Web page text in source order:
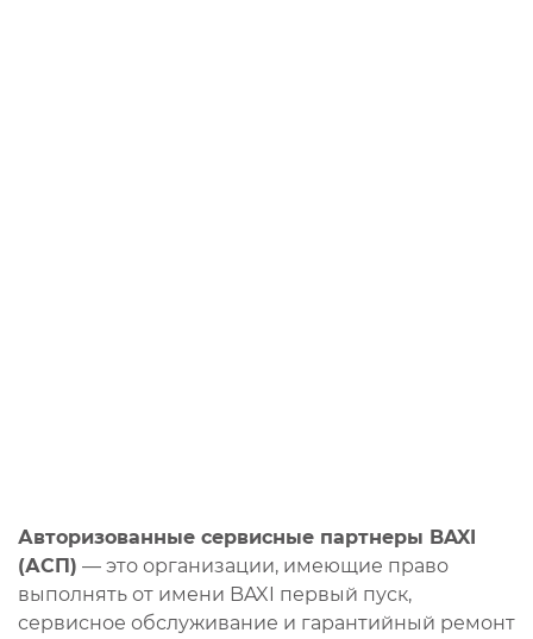
Авторизованные сервисные партнеры BAXI
(АСП) — это организации, имеющие право
выполнять от имени BAXI первый пуск,
сервисное обслуживание и гарантийный ремонт